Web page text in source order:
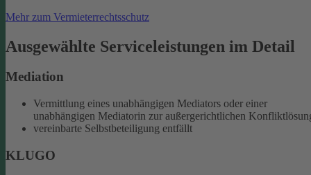
Mehr zum Vermieterrechtsschutz
Ausgewählte Serviceleistungen im Detail
Mediation
Vermittlung eines unabhängigen Mediators oder einer
unabhängigen Mediatorin zur außergerichtlichen
vereinbarte Selbstbeteiligung entfällt
KLUGO